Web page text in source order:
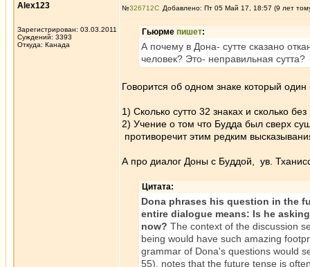
Alex123
Зарегистрирован: 03.03.2011
Суждений: 3393
Откуда: Канада
№326712 Добавлено: Пт 05 Май 17, 18:57 (9 лет
Гьюрме пишет:
А почему в Дона- сутте сказано
человек? Это- неправильная сутта?
Говорится об одном знаке который
1) Сколько сутто 32 знаках и сколько без
2) Учение о том что Будда был сверх
противоречит этим редким
А про диалог Доны с Буддой, ув.
Цитата:
Dona phrases his question in the
entire dialogue means: Is he
now? The context of the discussion
being would have such amazing
grammar of Dona's questions would
55), notes that the future tense is